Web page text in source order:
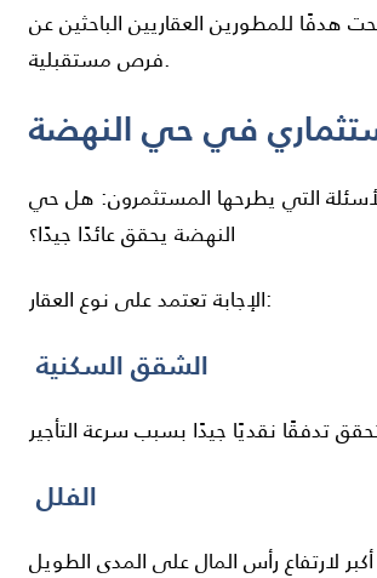
هدفًا للمطورين العقاريين الباحثين عن
فرص مستقبلية.
في حي النهضة
التي يطرحها المستثمرون: هل حي
النهضة يحقق عائدًا جيدًا؟
الإجابة تعتمد على نوع العقار:
الشقق السكنية
الفلل